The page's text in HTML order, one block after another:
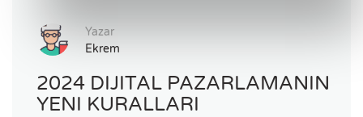
Yazar
Ekrem
2024 DIJITAL PAZARLAMANIN
YENI KURALLARI